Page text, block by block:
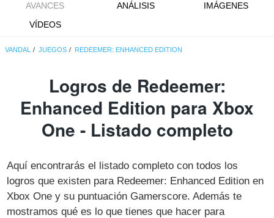
AVANCES
ANÁLISIS
IMÁGENES
VÍDEOS
VANDAL JUEGOS REDEEMER: ENHANCED EDITION
Logros de Redeemer:
Enhanced Edition para Xbox
One - Listado completo
Aquí encontrarás el listado completo con todos los
logros que existen para Redeemer: Enhanced Edition en
Xbox One y su puntuación Gamerscore. Además te
mostramos qué es lo que tienes que hacer para